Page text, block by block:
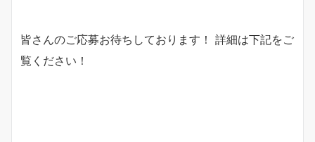
皆さんのご応募お待ちしております！ 詳細は下記をご
覧ください！